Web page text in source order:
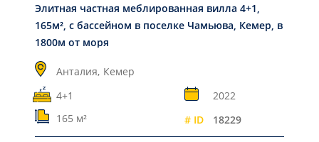
Элитная частная меблированная вилла 4+1,
165м², с бассейном в поселке Чамьюва, Кемер, в
1800м от моря
Анталия, Кемер
4+1
2022
165 м²
# ID 18229